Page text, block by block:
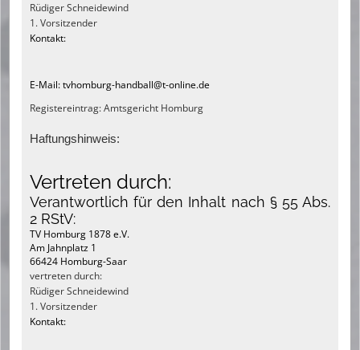
Trainingszeiten
Kontaktformular
Rüdiger Schneidewind
1. Vorsitzender
Kontakt:
E-Mail: tvhomburg-handball@t-online.de
Registereintrag: Amtsgericht Homburg
Haftungshinweis:
Vertreten durch:
Verantwortlich für den Inhalt nach § 55 Abs.
2 RStV:
TV Homburg 1878 e.V.
Am Jahnplatz 1
66424 Homburg-Saar
vertreten durch:
Rüdiger Schneidewind
1. Vorsitzender
Kontakt: